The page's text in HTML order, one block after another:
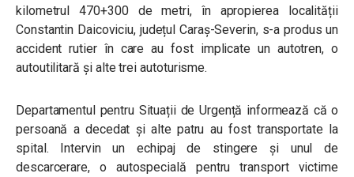
kilometrul 470+300 de metri, în apropierea localității
Constantin Daicoviciu, județul Caraș-Severin, s-a produs un
accident rutier în care au fost implicate un autotren, o
autoutilitară și alte trei autoturisme.
Departamentul pentru Situații de Urgență informează că o
persoană a decedat și alte patru au fost transportate la
spital. Intervin un echipaj de stingere și unul de
descarcerare, o autospecială pentru transport victime